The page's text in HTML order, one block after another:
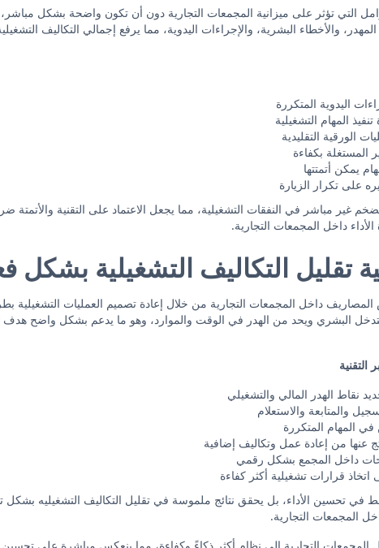
التي تؤثر على ميزانية المجمعات التجارية دون أن تكون واضحة بشكل
والأخطاء البشرية، والإجراءات اليدوية، مما يرفع إجمالي التكاليف
اليدوية المتكررة
المهام التشغيلية
الورقية التقليدية
المستغلة بكفاءة
يمكن أتمتتها
على تكرار الزيارة
غير مباشر في النفقات التشغيلية، مما يجعل الاعتماد على التقنية والأتمتة
داخل المجمعات التجارية.
تقليل التكاليف التشغيلية بشكل
داخل المجمعات التجارية من خلال إعادة تصميم العمليات التشغيلية
البشري ويحد من الهدر في الوقت والموارد، وهو ما يدعم بشكل واضح هدف
التقنية
نقاط الهدر المالي والتشغيلي
والمتابعة والاستعلام
في المهام المتكررة
عنها من إعادة عمل وتكاليف إضافية
داخل المجمع بشكل رقمي
اتخاذ قرارات تشغيلية أكثر كفاءة
في تحسين الأداء، بل يحقق نتائج ملموسة في تقليل التكاليف التشغيليه
المجمعات التجارية.